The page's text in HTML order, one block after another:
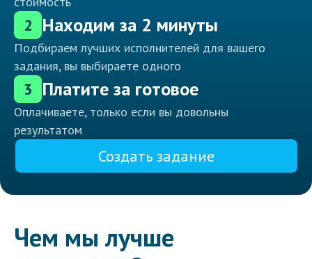
2 Находим за 2 минуты
Подбираем лучших исполнителей для вашего
задания, вы выбираете одного
3 Платите за готовое
Оплачиваете, только если вы довольны
результатом
Создать задание
Чем мы лучше